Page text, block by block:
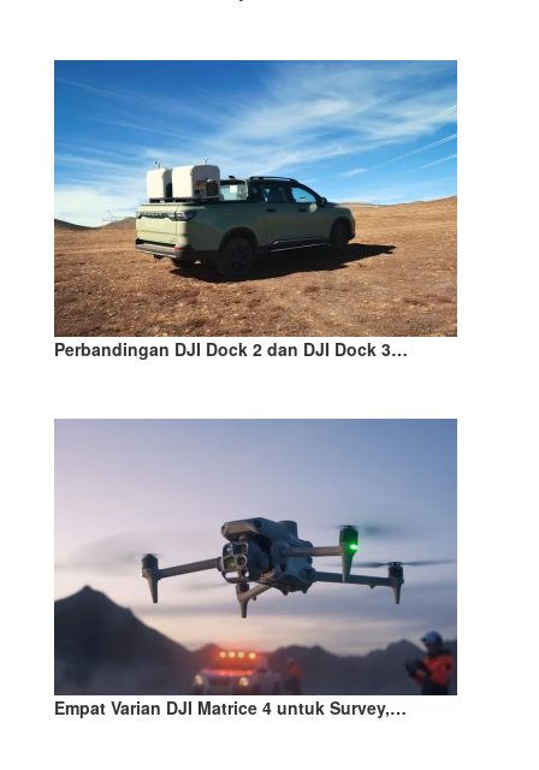
Perbandingan DJI Dock 2 dan DJI Dock 3…
Empat Varian DJI Matrice 4 untuk Survey,…